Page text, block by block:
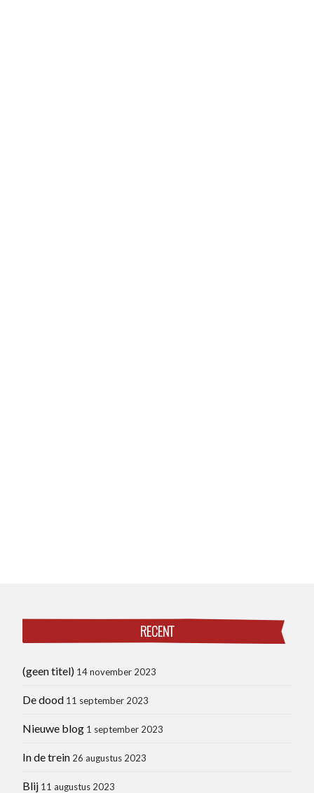
RECENT
(geen titel) 14 november 2023
De dood 11 september 2023
Nieuwe blog 1 september 2023
In de trein 26 augustus 2023
Blij 11 augustus 2023